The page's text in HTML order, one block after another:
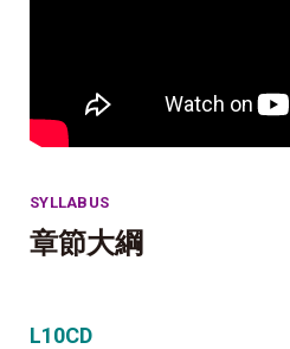
SYLLABUS
章節大綱
L10CD